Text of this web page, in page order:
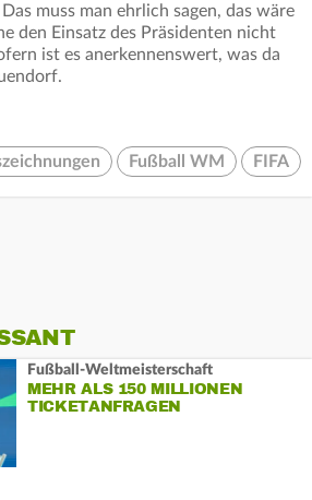
muss man ehrlich sagen, das wäre
den Einsatz des Präsidenten nicht
ist es anerkennenswert, was da
Fußball WM FIFA
Fußball-Weltmeisterschaft
MEHR ALS 150 MILLIONEN
TICKETANFRAGEN